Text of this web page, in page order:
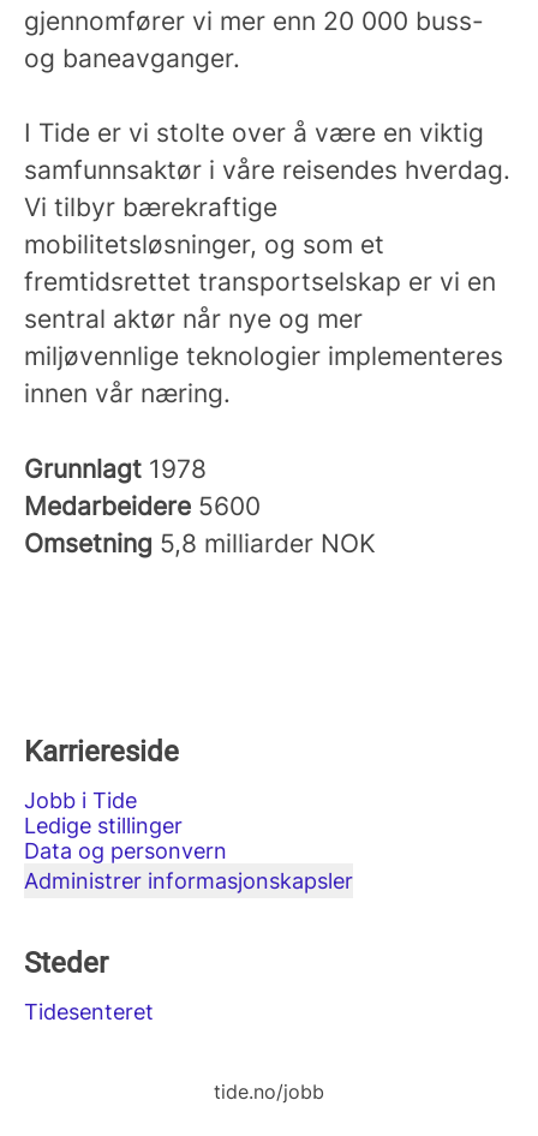
gjennomfører vi mer enn 20 000 buss-
og baneavganger.
I Tide er vi stolte over å være en viktig
samfunnsaktør i våre reisendes hverdag.
Vi tilbyr bærekraftige
mobilitetsløsninger, og som et
fremtidsrettet transportselskap er vi en
sentral aktør når nye og mer
miljøvennlige teknologier implementeres
innen vår næring.
Grunnlagt 1978
Medarbeidere 5600
Omsetning 5,8 milliarder NOK
Karriereside
Jobb i Tide
Ledige stillinger
Data og personvern
Administrer informasjonskapsler
Steder
Tidesenteret
tide.no/jobb